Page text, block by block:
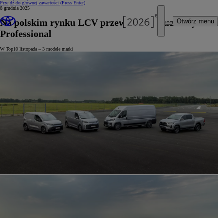
Przejdź do głównej zawartości (Press Enter)
Otwórz menu
8 grudnia 2025
Na polskim rynku LCV przewagę zwiększa Toyota
Professional
W Top10 listopada – 3 modele marki